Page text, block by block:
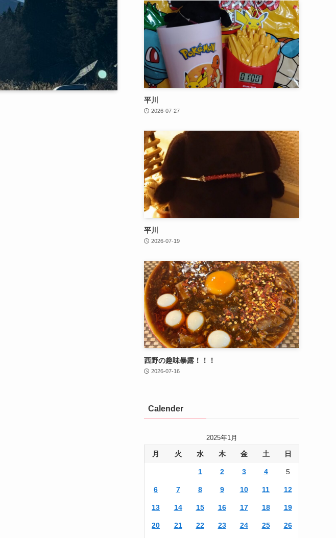
平川
2026-07-27
平川
2026-07-19
西野の趣味暴露！！！
2026-07-16
Calender
2025年1月
月 火 水 木 金 土 日
1 2 3 4 5
6 7 8 9 10 11 12
13 14 15 16 17 18 19
20 21 22 23 24 25 26